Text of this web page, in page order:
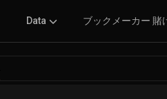
Data ブックメーカー 賭